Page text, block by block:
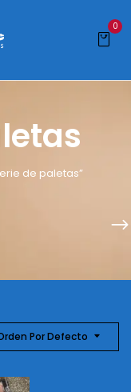
0
de paletas”
Por Defecto